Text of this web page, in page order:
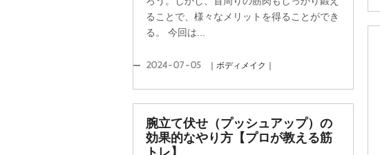
ることで、様々なメリットを得ることができ
る。 今回は...
2024-07-05 ｜ボディメイク｜
腕立て伏せ（プッシュアップ）の
効果的なやり方【プロが教える筋